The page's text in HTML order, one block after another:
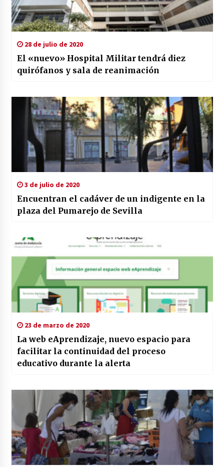
28 de julio de 2020
El «nuevo» Hospital Militar tendrá diez
quirófanos y sala de reanimación
3 de julio de 2020
Encuentran el cadáver de un indigente en la
plaza del Pumarejo de Sevilla
23 de marzo de 2020
La web eAprendizaje, nuevo espacio para
facilitar la continuidad del proceso
educativo durante la alerta